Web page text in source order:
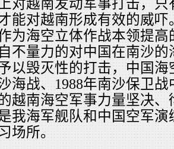
对越南发动军事打击，
能对越南形成有效的威
为海空立体作战本领提
不量力的对中国在南沙
以毁灭性的打击，中国海
海战、1988年南沙保卫
越南海空军事力量坚决
我海军舰队和中国空军
场所。